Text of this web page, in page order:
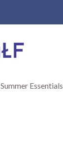
Summer Essentials